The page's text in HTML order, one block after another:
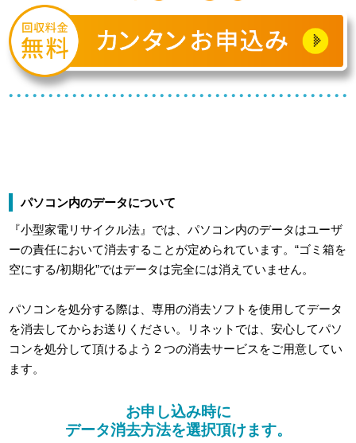
パソコン内のデータについて
『小型家電リサイクル法』では、パソコン内のデータはユーザ
ーの責任において消去することが定められています。“ゴミ箱を
空にする/初期化”ではデータは完全には消えていません。
パソコンを処分する際は、専用の消去ソフトを使用してデータ
を消去してからお送りください。リネットでは、安心してパソ
コンを処分して頂けるよう２つの消去サービスをご用意してい
ます。
お申し込み時に
データ消去方法を選択頂けます。